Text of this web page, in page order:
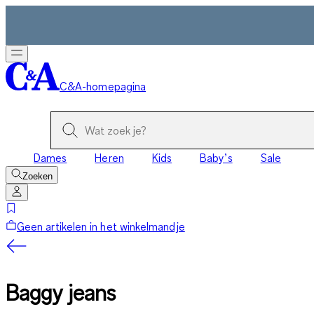
C&A-homepagina
Dames Heren Kids Baby’s Sale
Zoeken
Geen artikelen in het winkelmandje
Baggy jeans